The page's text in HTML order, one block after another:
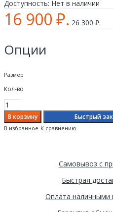
Доступность: Нет в наличии
16 900 ₽. 26 300 ₽.
Опции
Размер
Кол-во
Быстрый
В избранное К сравнению
Самовывоз с
Быстрая
Оплата наличными